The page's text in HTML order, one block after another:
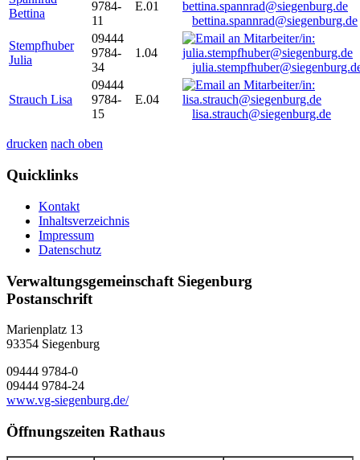
Bettina
9784-
11
E.01
bettina.spannrad@siegenburg.de
Stempfhuber
Julia
09444
9784-
34
1.04
Strauch Lisa
09444
9784-
15
E.04
lisa.strauch@siegenburg.de
drucken nach oben
Quicklinks
Kontakt
Inhaltsverzeichnis
Impressum
Datenschutz
Verwaltungsgemeinschaft Siegenburg
Postanschrift
Marienplatz 13
93354 Siegenburg
09444 9784-0
09444 9784-24
www.vg-siegenburg.de/
Öffnungszeiten Rathaus